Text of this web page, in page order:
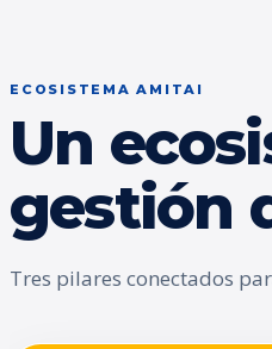
ECOSISTEMA AMITAI
Un
gestión
Tres pilares conectados